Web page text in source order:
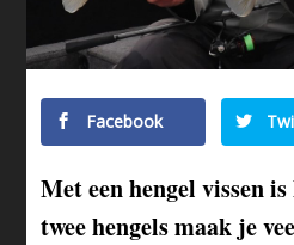
Facebook
Met een hengel vissen
twee hengels maak je